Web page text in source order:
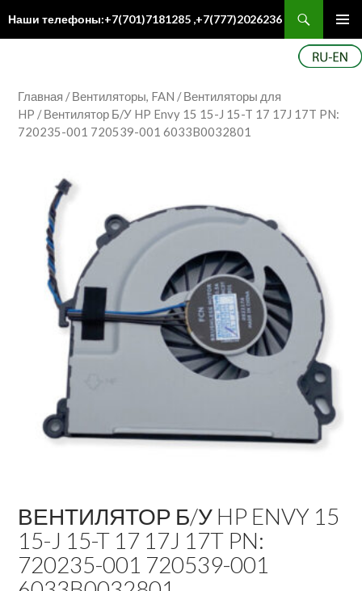
Наши телефоны:+7(701)7181285 ,+7(777)2026236
Главная /Вентиляторы, FAN /Вентиляторы для
HP / Вентилятор Б/У HP Envy 15 15-J 15-T 17 17J 17T PN:
720235-001 720539-001 6033B0032801
ВЕНТИЛЯТОР Б/У HP ENVY 15
15-J 15-T 17 17J 17T PN:
720235-001 720539-001